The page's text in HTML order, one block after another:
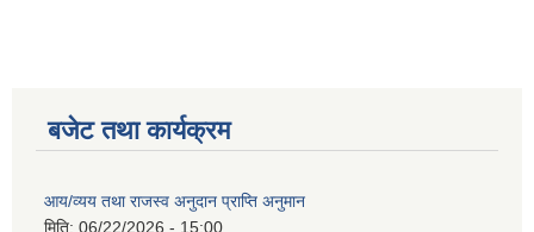
बजेट तथा कार्यक्रम
आय/व्यय तथा राजस्व अनुदान प्राप्ति अनुमान
मिति: 06/22/2026 - 15:00